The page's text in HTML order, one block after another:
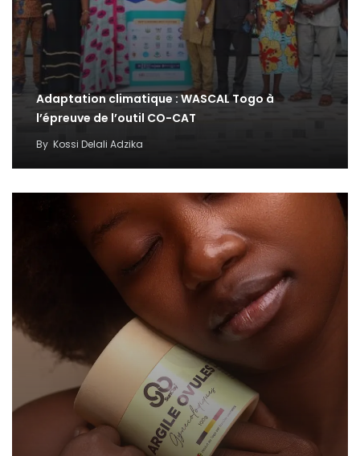
Adaptation climatique : WASCAL Togo à
l’épreuve de l’outil CO-CAT
By Kossi Delali Adzika